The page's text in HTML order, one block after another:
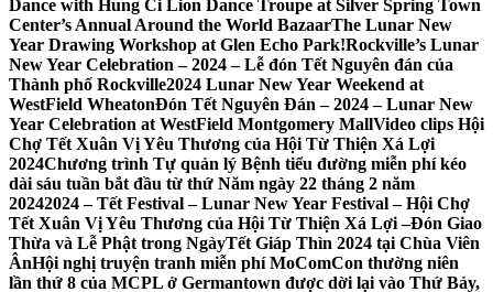
Dance with Hung Ci Lion Dance Troupe at Silver Spring Town
Center’s Annual Around the World BazaarThe Lunar New
Year Drawing Workshop at Glen Echo Park!Rockville’s Lunar
New Year Celebration – 2024 – Lễ đón Tết Nguyên đán của
Thành phố Rockville2024 Lunar New Year Weekend at
WestField WheatonĐón Tết Nguyên Đán – 2024 – Lunar New
Year Celebration at WestField Montgomery MallVideo clips Hội
Chợ Tết Xuân Vị Yêu Thương của Hội Từ Thiện Xá Lợi
2024Chương trình Tự quản lý Bệnh tiểu đường miễn phí kéo
dài sáu tuần bắt đầu từ thứ Năm ngày 22 tháng 2 năm
20242024 – Tết Festival – Lunar New Year Festival – Hội Chợ
Tết Xuân Vị Yêu Thương của Hội Từ Thiện Xá Lợi –Đón Giao
Thừa và Lễ Phật trong NgàyTết Giáp Thìn 2024 tại Chùa Viên
ÂnHội nghị truyện tranh miễn phí MoComCon thường niên
lần thứ 8 của MCPL ở Germantown được dời lại vào Thứ Bảy,